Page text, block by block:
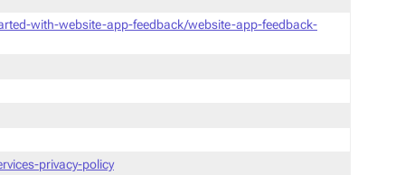
with-website-app-feedback/website-app-feedback-
privacy-policy